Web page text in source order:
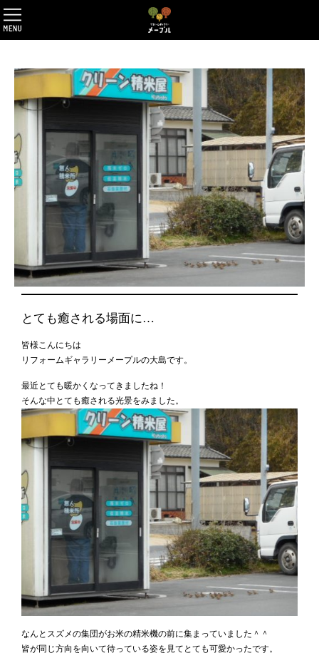
とても癒される場面に…
皆様こんにちは
リフォームギャラリーメープルの大島です。
最近とても暖かくなってきましたね！
そんな中とても癒される光景をみました。
なんとスズメの集団がお米の精米機の前に集まっていました＾＾
皆が同じ方向を向いて待っている姿を見てとても可愛かったです。